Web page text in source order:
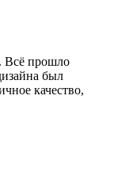
Всё прошло
был
качество,